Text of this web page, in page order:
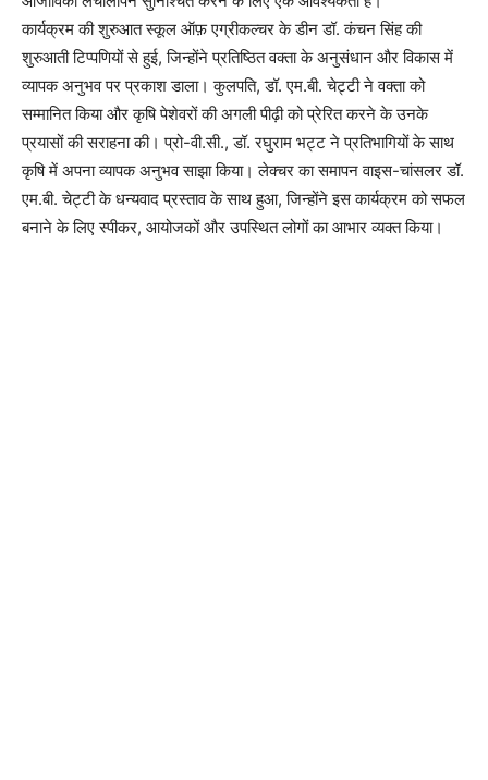
कार्यक्रम की शुरुआत स्कूल ऑफ़ एग्रीकल्चर के डीन डॉ. कंचन सिंह की
शुरुआती टिप्पणियों से हुई, जिन्होंने प्रतिष्ठित वक्ता के अनुसंधान और विकास में
व्यापक अनुभव पर प्रकाश डाला। कुलपति, डॉ. एम.बी. चेट्टी ने वक्ता को
सम्मानित किया और कृषि पेशेवरों की अगली पीढ़ी को प्रेरित करने के उनके
प्रयासों की सराहना की। प्रो-वी.सी., डॉ. रघुराम भट्ट ने प्रतिभागियों के साथ
कृषि में अपना व्यापक अनुभव साझा किया। लेक्चर का समापन वाइस-चांसलर डॉ.
एम.बी. चेट्टी के धन्यवाद प्रस्ताव के साथ हुआ, जिन्होंने इस कार्यक्रम को सफल
बनाने के लिए स्पीकर, आयोजकों और उपस्थित लोगों का आभार व्यक्त किया।